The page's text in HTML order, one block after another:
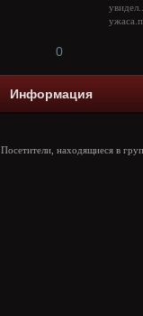
0
Информация
Посетители, находящиеся в